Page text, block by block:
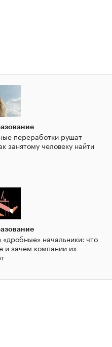
переработки рушат
занятому человеку найти
«дробные» начальники: что
и зачем компании их